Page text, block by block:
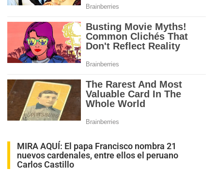
MIRA AQUÍ: El papa Francisco nombra 21
nuevos cardenales, entre ellos el peruano
Carlos Castillo